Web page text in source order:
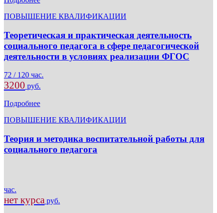
ПОВЫШЕНИЕ КВАЛИФИКАЦИИ
Теоретическая и практическая деятельность
социального педагога в сфере педагогической
деятельности в условиях реализации ФГОС
72 / 120 час.
3200 руб.
Подробнее
ПОВЫШЕНИЕ КВАЛИФИКАЦИИ
Теория и методика воспитательной работы для
социального педагога
час.
нет курса руб.